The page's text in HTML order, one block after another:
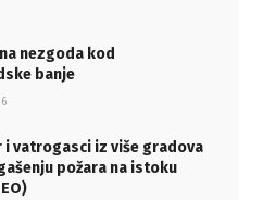
nezgoda kod
banje
i vatrogasci iz više gradova
požara na istoku